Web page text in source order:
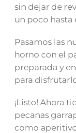
sin dejar de
un poco hasta
Pasamos las
horno con el
preparada y
para
¡Listo! Ahora
pecanas
como